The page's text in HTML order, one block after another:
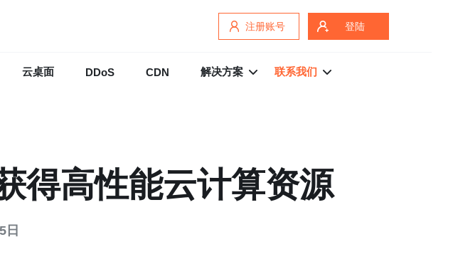
注册账号 登陆
云桌面 DDoS CDN 解决方案 联系我们
得高性能云计算资源
日